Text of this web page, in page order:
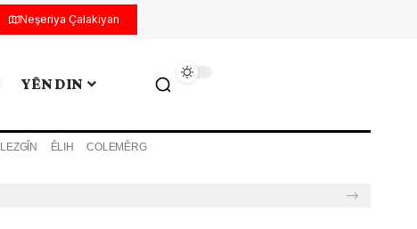
Neşeriya Çalakiyan
YÊN DIN
LEZGÎN ÊLIH COLEMÊRG